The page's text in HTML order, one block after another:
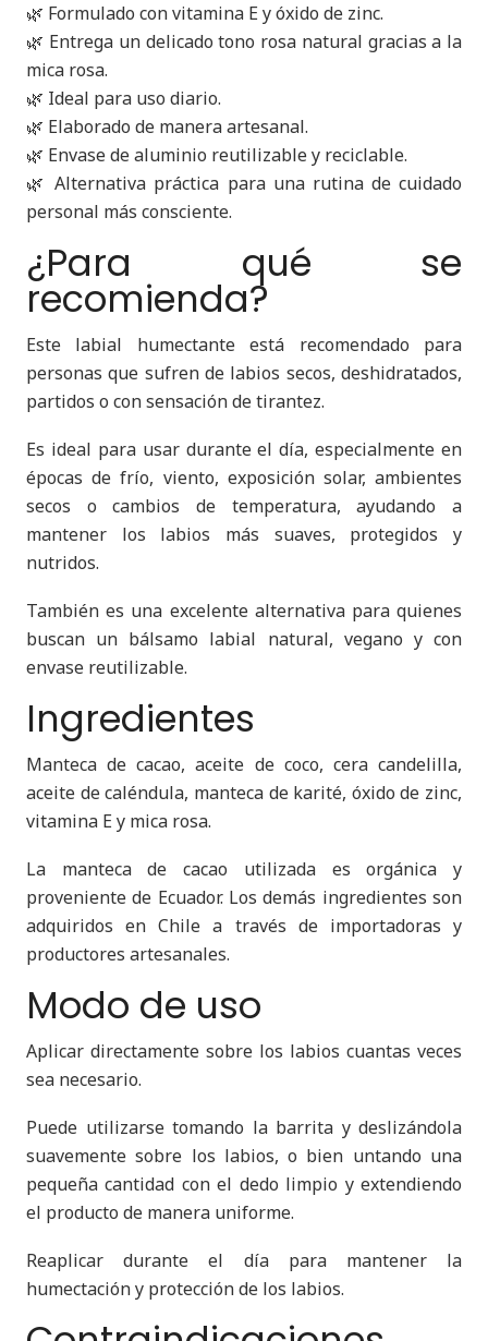
🌿 Formulado con vitamina E y óxido de zinc.
🌿 Entrega un delicado tono rosa natural gracias a la
mica rosa.
🌿 Ideal para uso diario.
🌿 Elaborado de manera artesanal.
🌿 Envase de aluminio reutilizable y reciclable.
🌿 Alternativa práctica para una rutina de cuidado
personal más consciente.
¿Para qué se
recomienda?
Este labial humectante está recomendado para
personas que sufren de labios secos, deshidratados,
partidos o con sensación de tirantez.
Es ideal para usar durante el día, especialmente en
épocas de frío, viento, exposición solar, ambientes
secos o cambios de temperatura, ayudando a
mantener los labios más suaves, protegidos y
nutridos.
También es una excelente alternativa para quienes
buscan un bálsamo labial natural, vegano y con
envase reutilizable.
Ingredientes
Manteca de cacao, aceite de coco, cera candelilla,
aceite de caléndula, manteca de karité, óxido de zinc,
vitamina E y mica rosa.
La manteca de cacao utilizada es orgánica y
proveniente de Ecuador. Los demás ingredientes son
adquiridos en Chile a través de importadoras y
productores artesanales.
Modo de uso
Aplicar directamente sobre los labios cuantas veces
sea necesario.
Puede utilizarse tomando la barrita y deslizándola
suavemente sobre los labios, o bien untando una
pequeña cantidad con el dedo limpio y extendiendo
el producto de manera uniforme.
Reaplicar durante el día para mantener la
humectación y protección de los labios.